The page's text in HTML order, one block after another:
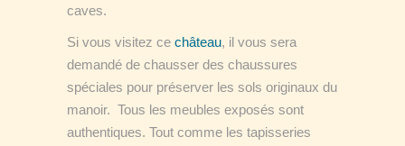
caves.
Si vous visitez ce château, il vous sera
demandé de chausser des chaussures
spéciales pour préserver les sols originaux du
manoir. Tous les meubles exposés sont
authentiques. Tout comme les tapisseries